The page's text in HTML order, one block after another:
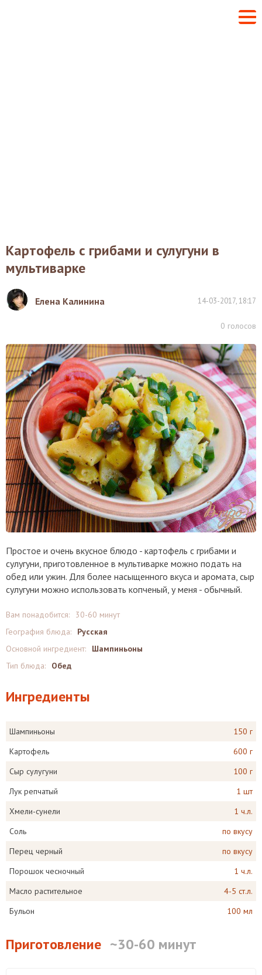
Картофель с грибами и сулугуни в
мультиварке
Елена Калинина 14-03-2017, 18:17
0 голосов
Простое и очень вкусное блюдо - картофель с грибами и
сулугуни, приготовленное в мультиварке можно подать на
обед или ужин. Для более насыщенного вкуса и аромата, сыр
сулугуни можно использовать копченый, у меня - обычный.
Вам понадобится:
30-60 минут
География блюда:
Русская
Основной ингредиент:
Шампиньоны
Тип блюда:
Обед
Ингредиенты
Шампиньоны
150 г
Картофель
600 г
Сыр сулугуни
100 г
Лук репчатый
1 шт
Хмели-сунели
1 ч.л.
Соль
по вкусу
Перец черный
по вкусу
Порошок чесночный
1 ч.л.
Масло растительное
4-5 ст.л.
Бульон
100 мл
Приготовление ~30-60 минут